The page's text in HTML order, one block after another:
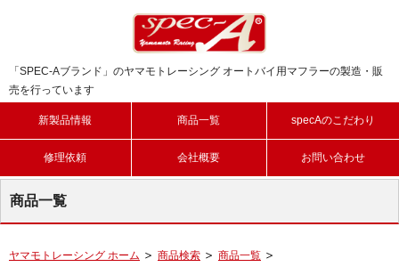
「SPEC-Aブランド」のヤマモトレーシング オートバイ用マフラーの製造・販
売を行っています
新製品情報 商品一覧 specAのこだわり
修理依頼 会社概要 お問い合わせ
商品一覧
ヤマモトレーシング ホーム 商品検索
商品一覧